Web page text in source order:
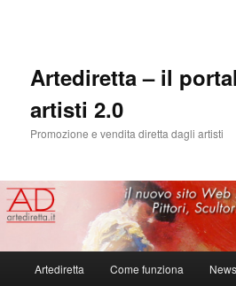
Artediretta – il
artisti 2.0
Promozione e vendita diretta dagli artisti
Vai
Artediretta Come funziona News